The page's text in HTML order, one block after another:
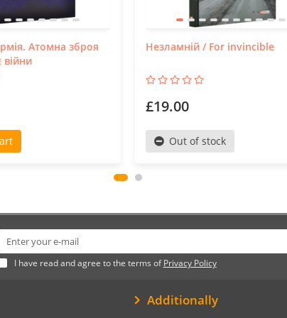
Атомна зброя
війни
Незламній / For invincible
£19.00
Out of stock
I have read and agree to the terms ofPrivacy Policy
Additionally